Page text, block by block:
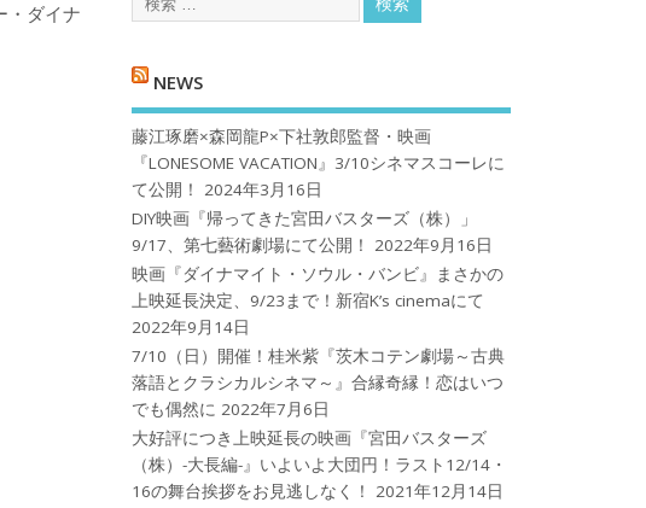
・ダイナ
NEWS
藤江琢磨×森岡龍P×下社敦郎監督・映画
『LONESOME VACATION』3/10シネマスコーレに
て公開！
2024年3月16日
DIY映画『帰ってきた宮田バスターズ（株）」
9/17、第七藝術劇場にて公開！
2022年9月16日
映画『ダイナマイト・ソウル・バンビ』まさかの
上映延長決定、9/23まで！新宿K’s cinemaにて
2022年9月14日
7/10（日）開催！桂米紫『茨木コテン劇場～古典
落語とクラシカルシネマ～』合縁奇縁！恋はいつ
でも偶然に 2022年7月6日
大好評につき上映延長の映画『宮田バスターズ
（株）-大長編-』いよいよ大団円！ラスト12/14・
16の舞台挨拶をお見逃しなく！
2021年12月14日